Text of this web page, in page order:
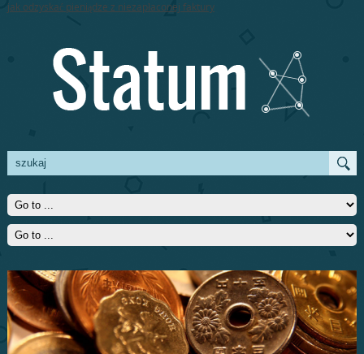
jak odzyskać pieniądze z niezapłaconej faktury